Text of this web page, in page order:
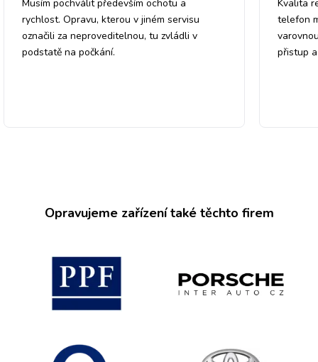
Musím pochválit především ochotu a
rychlost. Opravu, kterou v jiném servisu
označili za neproveditelnou, tu zvládli v
podstatě na počkání.
Kvalita
telefon
přistup
Opravujeme zařízení také těchto firem